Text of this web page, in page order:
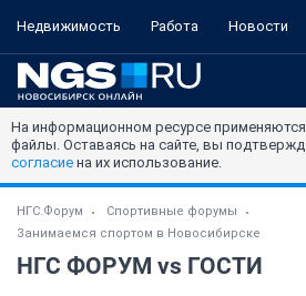
Недвижимость Работа Новости
На информационном ресурсе
файлы. Оставаясь на сайте, вы
согласие на их использование.
НГС.Форум
Спортивные форумы
Занимаемся спортом в Новосибирске
НГС ФОРУМ vs ГОСТИ